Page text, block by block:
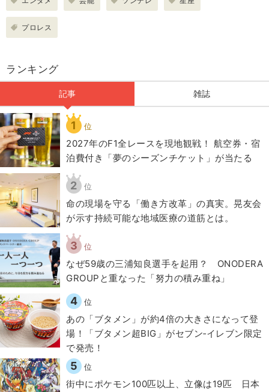
プロレス
ランキング
記事 雑誌
1 位
2027年のF1全レースを現地観戦！ 航空券・宿
泊費付き「夢のシーズンチケット」が当たる
2 位
​命の現場を守る「働き方改革」の真実。晃友会
が示す持続可能な地域医療の道筋とは。
3 位
なぜ59歳の三浦知良選手を起用？ ONODERA
GROUPと重なった「努力の積み重ね」
4 位
あの「ブタメン」が約4倍の大きさになって登
場！「ブタメン超BIG」がセブン‐イレブン限定
で発売！
5 位
街中にポケモン100匹以上、立像は19匹 日本